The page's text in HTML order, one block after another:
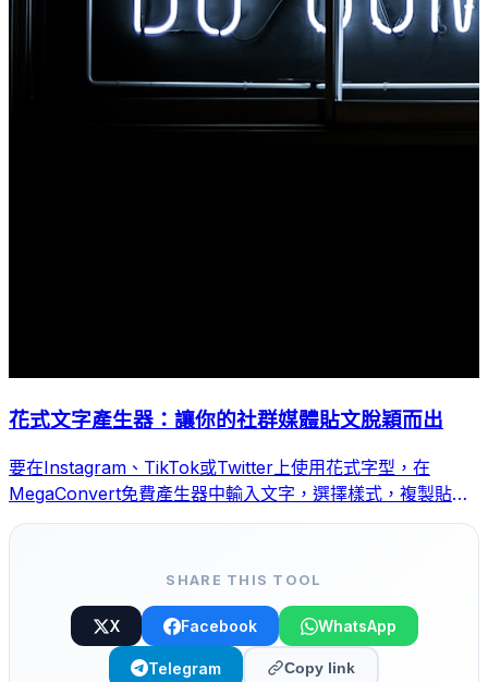
花式文字產生器：讓你的社群媒體貼文脫穎而出
要在Instagram、TikTok或Twitter上使用花式字型，在
MegaConvert免費產生器中輸入文字，選擇樣式，複製貼上
即可。
SHARE THIS TOOL
X Facebook WhatsApp
Telegram Copy link